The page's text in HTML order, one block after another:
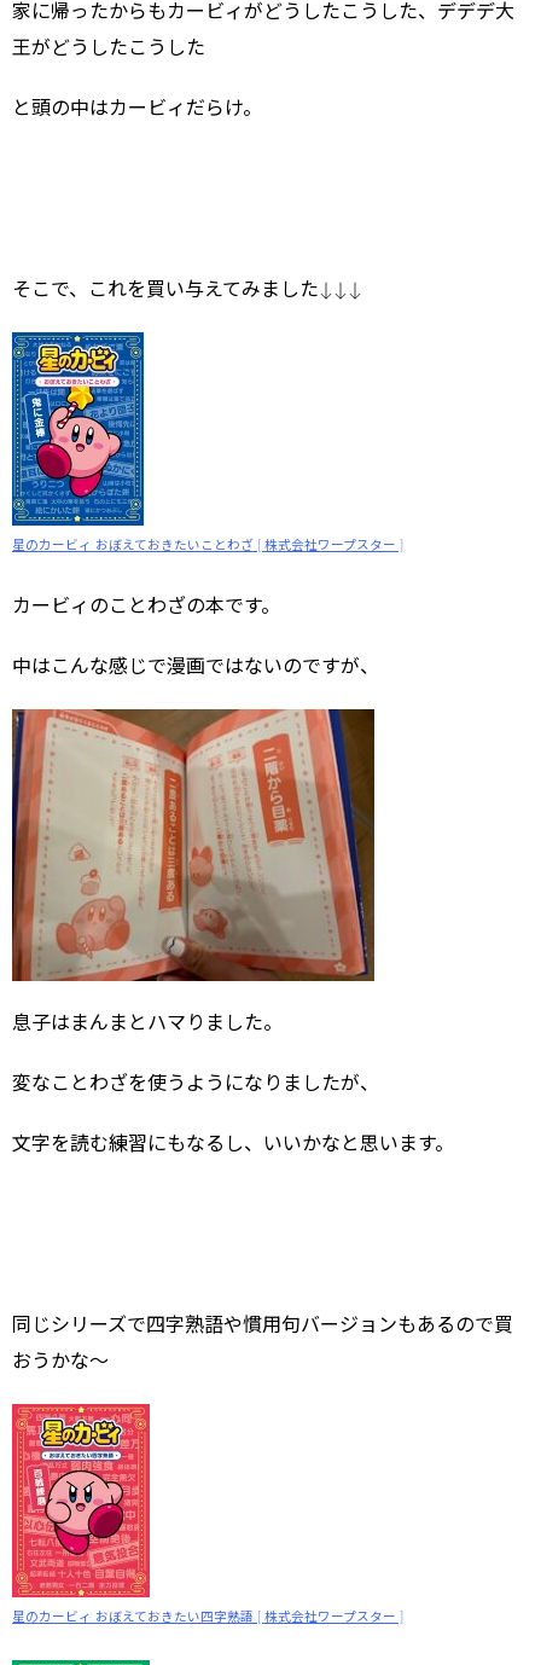
家に帰ったからもカービィがどうしたこうした、デデデ大
王がどうしたこうした
と頭の中はカービィだらけ。
そこで、これを買い与えてみました↓↓↓
星のカービィ おぼえておきたいことわざ [ 株式会社ワープスター ]
カービィのことわざの本です。
中はこんな感じで漫画ではないのですが、
息子はまんまとハマりました。
変なことわざを使うようになりましたが、
文字を読む練習にもなるし、いいかなと思います。
同じシリーズで四字熟語や慣用句バージョンもあるので買
おうかな～
星のカービィ おぼえておきたい四字熟語 [ 株式会社ワープスター ]